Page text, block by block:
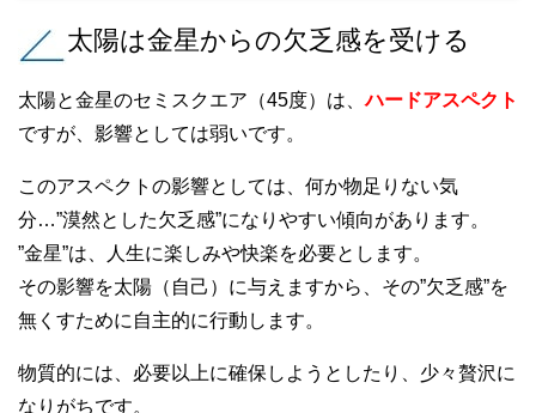
太陽は金星からの欠乏感を受ける
太陽と金星のセミスクエア（45度）は、ハードアスペクト
ですが、影響としては弱いです。
このアスペクトの影響としては、何か物足りない気
分…”漠然とした欠乏感”になりやすい傾向があります。
”金星”は、人生に楽しみや快楽を必要とします。
その影響を太陽（自己）に与えますから、その”欠乏感”を
無くすために自主的に行動します。
物質的には、必要以上に確保しようとしたり、少々贅沢に
なりがちです。